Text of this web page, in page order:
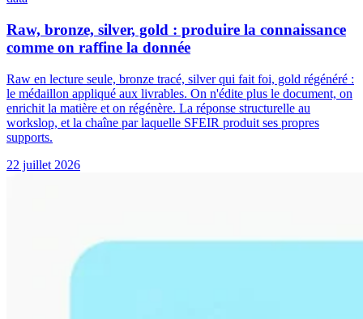
Raw, bronze, silver, gold : produire la connaissance
comme on raffine la donnée
Raw en lecture seule, bronze tracé, silver qui fait foi, gold régénéré :
le médaillon appliqué aux livrables. On n'édite plus le document, on
enrichit la matière et on régénère. La réponse structurelle au
workslop, et la chaîne par laquelle SFEIR produit ses propres
supports.
22 juillet 2026